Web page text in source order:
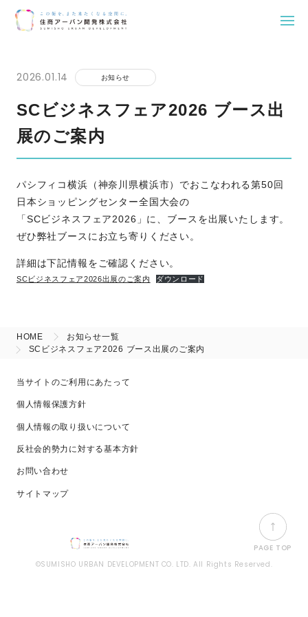
content2026.01.14 お知らせ
SCビジネスフェア2026 ブース出
展のご案内
パシフィコ横浜（神奈川県横浜市）でおこなわれる第50回
日本ショッピングセンター全国大会の
「SCビジネスフェア2026」に、ブースを出展いたします。
ぜひ弊社ブースにお立ち寄りください。
詳細は下記情報をご確認ください。
SCビジネスフェア2026出展のご案内 ダウンロード
HOME
お知らせ一覧
SCビジネスフェア2026 ブース出展のご案内
PAGE TOP
当サイトのご利用にあたって
個人情報保護方針
個人情報の取り扱いについて
反社会的勢力に対する基本方針
お問い合わせ
サイトマップ
©SUMISHO URBAN DEVELOPMENT CO. LTD. All Rights Reserved.